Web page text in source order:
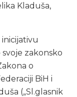
Kladuša,
zakonsko
o
BiH i
(„Sl.glasnik